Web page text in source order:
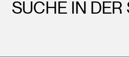
SUCHE IN